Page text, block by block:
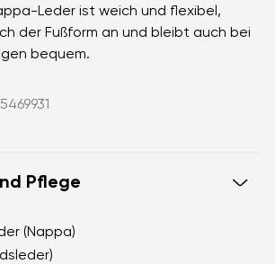
Leder ist weich und flexibel,
der Fußform an und bleibt auch bei
bequem.
Pflege
(Nappa)